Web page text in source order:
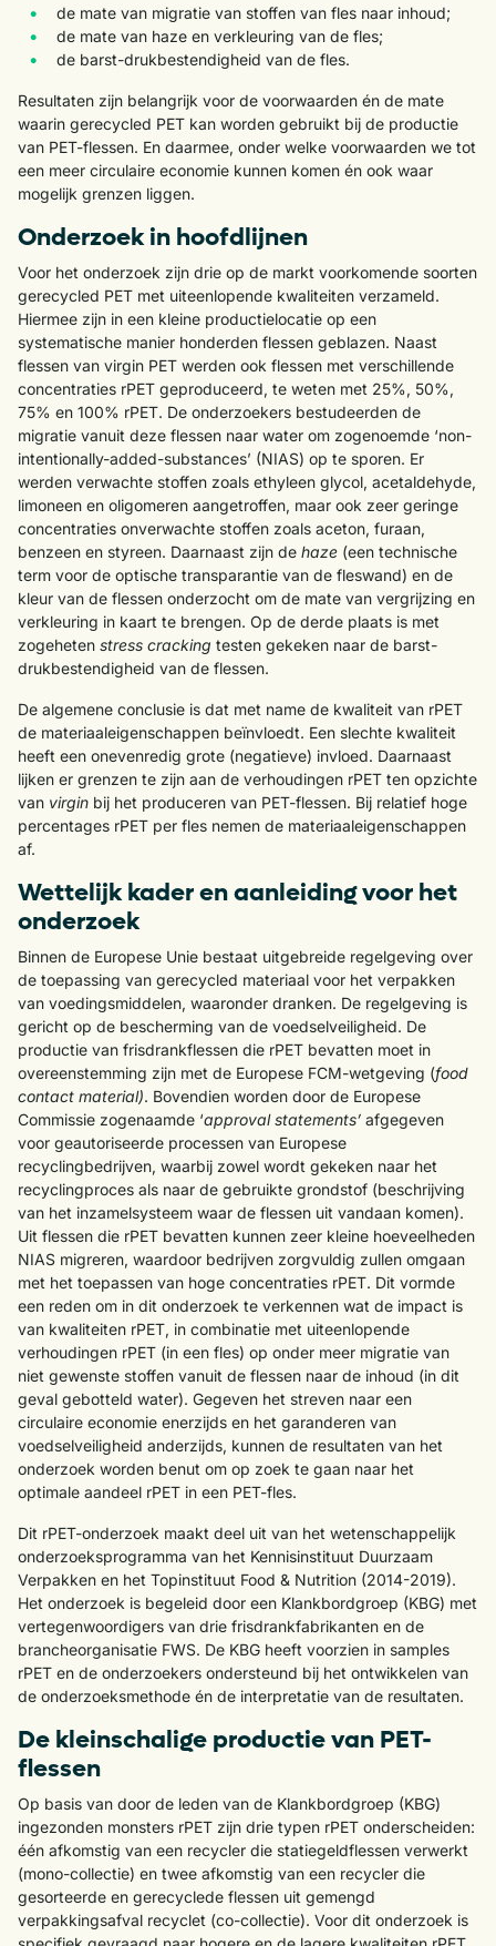
de mate van migratie van stoffen van fles naar inhoud;
de mate van haze en verkleuring van de fles;
de barst-drukbestendigheid van de fles.
Resultaten zijn belangrijk voor de voorwaarden én de mate
waarin gerecycled PET kan worden gebruikt bij de productie
van PET-flessen. En daarmee, onder welke voorwaarden we tot
een meer circulaire economie kunnen komen én ook waar
mogelijk grenzen liggen.
Onderzoek in hoofdlijnen
Voor het onderzoek zijn drie op de markt voorkomende soorten
gerecycled PET met uiteenlopende kwaliteiten verzameld.
Hiermee zijn in een kleine productielocatie op een
systematische manier honderden flessen geblazen. Naast
flessen van virgin PET werden ook flessen met verschillende
concentraties rPET geproduceerd, te weten met 25%, 50%,
75% en 100% rPET. De onderzoekers bestudeerden de
migratie vanuit deze flessen naar water om zogenoemde ‘non-
intentionally-added-substances’ (NIAS) op te sporen. Er
werden verwachte stoffen zoals ethyleen glycol, acetaldehyde,
limoneen en oligomeren aangetroffen, maar ook zeer geringe
concentraties onverwachte stoffen zoals aceton, furaan,
benzeen en styreen. Daarnaast zijn de haze (een technische
term voor de optische transparantie van de fleswand) en de
kleur van de flessen onderzocht om de mate van vergrijzing en
verkleuring in kaart te brengen. Op de derde plaats is met
zogeheten stress cracking testen gekeken naar de barst-
drukbestendigheid van de flessen.
De algemene conclusie is dat met name de kwaliteit van rPET
de materiaaleigenschappen beïnvloedt. Een slechte kwaliteit
heeft een onevenredig grote (negatieve) invloed. Daarnaast
lijken er grenzen te zijn aan de verhoudingen rPET ten opzichte
van virgin bij het produceren van PET-flessen. Bij relatief hoge
percentages rPET per fles nemen de materiaaleigenschappen
af.
Wettelijk kader en aanleiding voor het
onderzoek
Binnen de Europese Unie bestaat uitgebreide regelgeving over
de toepassing van gerecycled materiaal voor het verpakken
van voedingsmiddelen, waaronder dranken. De regelgeving is
gericht op de bescherming van de voedselveiligheid. De
productie van frisdrankflessen die rPET bevatten moet in
overeenstemming zijn met de Europese FCM-wetgeving (food
contact material). Bovendien worden door de Europese
Commissie zogenaamde ‘approval statements’ afgegeven
voor geautoriseerde processen van Europese
recyclingbedrijven, waarbij zowel wordt gekeken naar het
recyclingproces als naar de gebruikte grondstof (beschrijving
van het inzamelsysteem waar de flessen uit vandaan komen).
Uit flessen die rPET bevatten kunnen zeer kleine hoeveelheden
NIAS migreren, waardoor bedrijven zorgvuldig zullen omgaan
met het toepassen van hoge concentraties rPET. Dit vormde
een reden om in dit onderzoek te verkennen wat de impact is
van kwaliteiten rPET, in combinatie met uiteenlopende
verhoudingen rPET (in een fles) op onder meer migratie van
niet gewenste stoffen vanuit de flessen naar de inhoud (in dit
geval gebotteld water). Gegeven het streven naar een
circulaire economie enerzijds en het garanderen van
voedselveiligheid anderzijds, kunnen de resultaten van het
onderzoek worden benut om op zoek te gaan naar het
optimale aandeel rPET in een PET-fles.
Dit rPET-onderzoek maakt deel uit van het wetenschappelijk
onderzoeksprogramma van het Kennisinstituut Duurzaam
Verpakken en het Topinstituut Food & Nutrition (2014-2019).
Het onderzoek is begeleid door een Klankbordgroep (KBG) met
vertegenwoordigers van drie frisdrankfabrikanten en de
brancheorganisatie FWS. De KBG heeft voorzien in samples
rPET en de onderzoekers ondersteund bij het ontwikkelen van
de onderzoeksmethode én de interpretatie van de resultaten.
De kleinschalige productie van PET-
flessen
Op basis van door de leden van de Klankbordgroep (KBG)
ingezonden monsters rPET zijn drie typen rPET onderscheiden:
één afkomstig van een recycler die statiegeldflessen verwerkt
(mono-collectie) en twee afkomstig van een recycler die
gesorteerde en gerecyclede flessen uit gemengd
verpakkingsafval recyclet (co-collectie). Voor dit onderzoek is